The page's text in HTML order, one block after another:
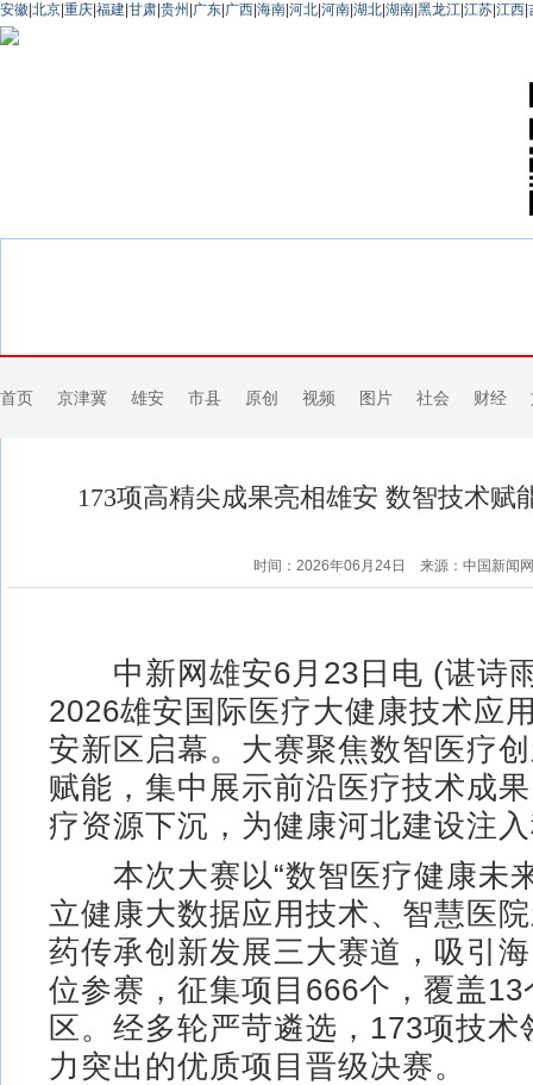
安徽 北京 重庆 福建 甘肃 贵州 广东 广西 海南 河北 河南 湖北 湖南 黑龙江 江苏 江西
首页 京津冀 雄安 市县 原创 视频 图片 社会 财经
173项高精尖成果亮相雄安 数智技术赋
时间：2026年06月24日 来源：中国新闻网
中新网雄安6月23日电 (谌诗
2026雄安国际医疗大健康技术应
安新区启幕。大赛聚焦数智医疗
赋能，集中展示前沿医疗技术成
疗资源下沉，为健康河北建设注
本次大赛以“数智医疗健康未
立健康大数据应用技术、智慧医
药传承创新发展三大赛道，吸引
位参赛，征集项目666个，覆盖
区。经多轮严苛遴选，173项技术
力突出的优质项目晋级决赛。